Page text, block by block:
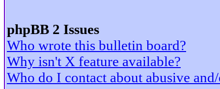
phpBB 2 Issues
Who wrote this bulletin board?
Why isn't X feature available?
Who do I contact about abusive